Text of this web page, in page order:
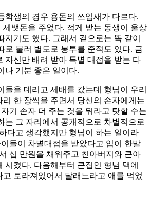
학생의 경우 용돈의 쓰임새가 다르다.
세뱃돈을 주었다. 적게 받는 동생이 울상
지기도 했다. 그래서 겉으로는 똑 같이
로 불러 별도로 봉투를 준적도 있다. 금
자신만 배려 받아 특별 대접을 받는 다
나 기분 좋은 일이다.
들을 데리고 세배를 갔는데 형님이 우리
한 장씩을 주면서 당신의 손자에게는
기 손자 더 주는 것을 뭐라고 탓할 수는
는 그 자리에서 공개적으로 차별적으로
다고 생각했지만 형님이 하는 일이라
들이 차별대접을 받았다고 입이 한발
십 만원을 채워주고 친아버지와 큰아
시켰다. 다음해부터 큰집인 형님 댁에
토라져있어서 달래느라고 애를 먹었